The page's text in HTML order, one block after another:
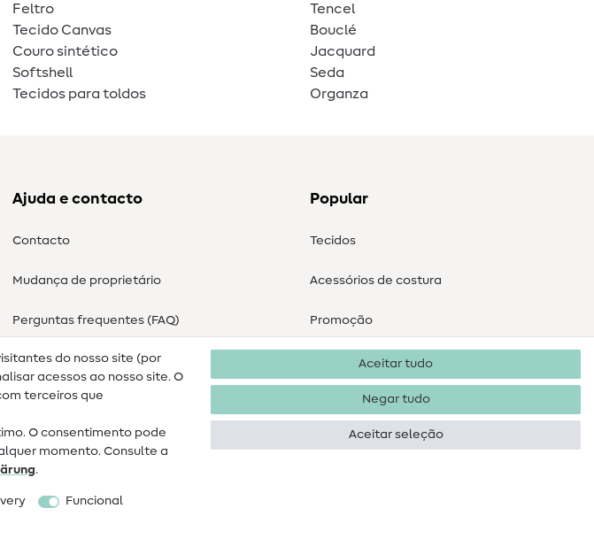
Feltro
Tecido Canvas
Couro sintético
Softshell
Tecidos para toldos
Tencel
Bouclé
Jacquard
Seda
Organza
Ajuda e contacto
Contacto
Mudança de proprietário
Perguntas frequentes (FAQ)
Direito de cancelamento
Popular
Tecidos
Acessórios de costura
Promoção
do nosso site (por
acessos ao nosso site. O
terceiros que
O consentimento pode
momento. Consulte a
.
Funcional
Aceitar tudo
Negar tudo
Aceitar seleção